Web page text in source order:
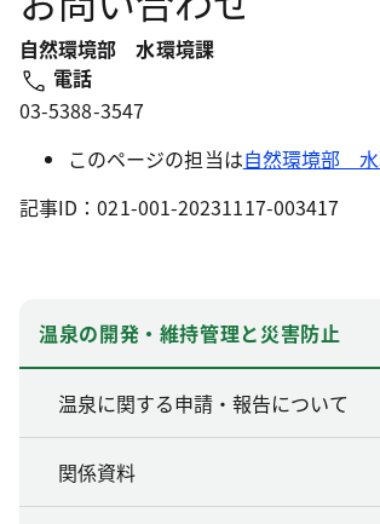
自然環境部 水環境課
電話
03-5388-3547
このページの担当は自然環境部
記事ID：021-001-20231117-003417
温泉の開発・維持管理と災害防止
温泉に関する申請・報告について
関係資料